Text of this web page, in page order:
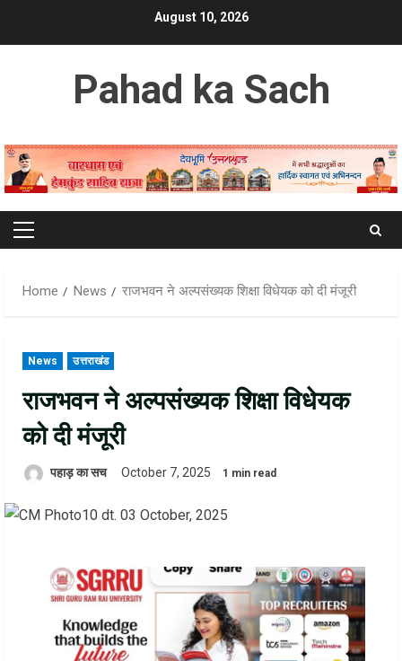
August 10, 2026
Pahad ka Sach
Primary
Home
News राजभवन ने अल्पसंख्यक शिक्षा विधेयक को दी मंजूरी
News उत्तराखंड
राजभवन ने अल्पसंख्यक शिक्षा विधेयक
को दी मंजूरी
पहाड़ का सच October 7, 2025 1 min read